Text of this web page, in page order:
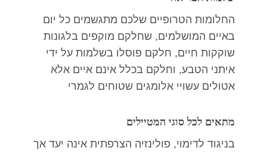
החלומות הטרופיים שלכם מתגשמים כל יום
באיים המושלמים, שחלקם מוקפים בלגונות
שוקקות חיים, חלקם פוסלו בשלמות על ידי
איתני הטבע, וחלקם בכלל אינם איים אלא
אטולים עשויי אלומגים שטוחים לגמרי
מתאים לכל סוגי המטיילים
בניגוד לדימוי, פולינזיה הצרפתית אינה יעד אך